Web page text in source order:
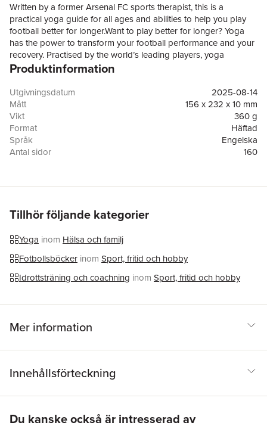
Written by a former Arsenal FC sports therapist, this is a
practical yoga guide for all ages and abilities to help you play
football better for longer.Want to play better for longer? Yoga
has the power to transform your football performance and your
recovery. Practised by the world’s leading players, yoga
increases flexibility, supports mobility and enhances form and
you need to thrive and get the most out of your game. Featuring
step-by-step instructions and workouts, Yoga for Footballers
shows you how to: - Prepare your body for high-level
performance during training and matches - Support specific
areas of your body, including hips, hamstrings, lower back and
core - Wind down at the end of the day to aid recovery. Suitable
Produktinformation
Utgivningsdatum
2025-08-14
Mått
156 x 232 x 10 mm
Vikt
360 g
Format
Häftad
Språk
Engelska
Antal sidor
160
Tillhör följande kategorier
Yoga inom Hälsa och familj
Fotbollsböcker inom Sport, fritid och hobby
Idrottsträning och coachning inom Sport, fritid och hobby
Mer information
Innehållsförteckning
Du kanske också är intresserad av